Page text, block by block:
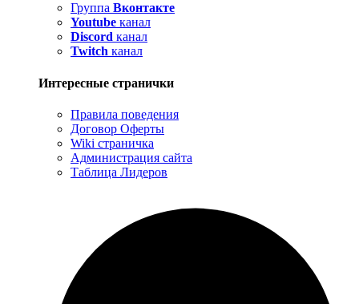
Группа Вконтакте
Youtube канал
Discord канал
Twitch канал
Интересные странички
Правила поведения
Договор Оферты
Wiki страничка
Администрация сайта
Таблица Лидеров